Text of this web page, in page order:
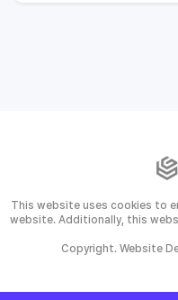
This website uses cookies to
website. Additionally, this
Copyright. Website